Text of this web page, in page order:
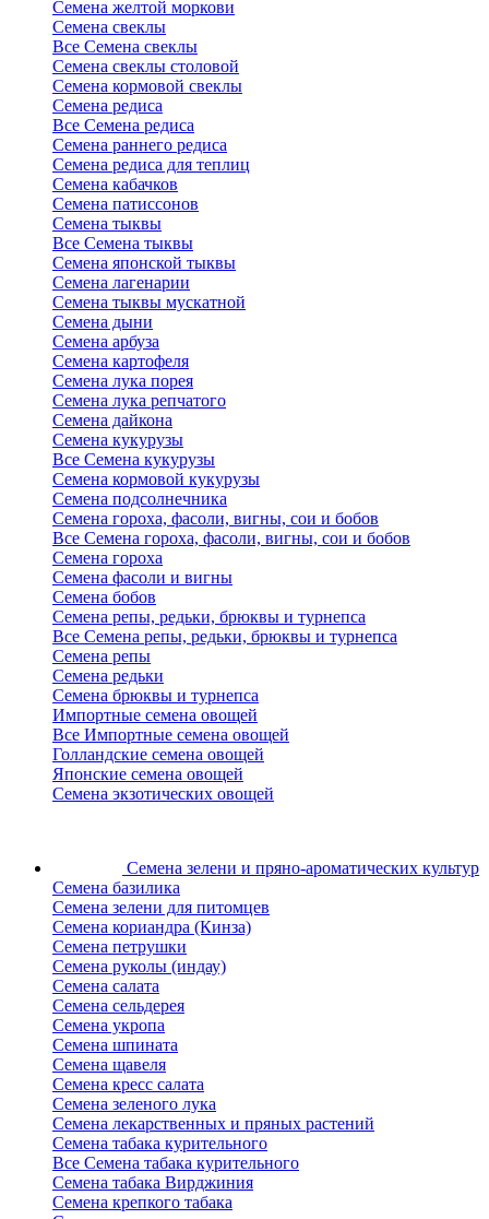
Семена желтой моркови
Семена свеклы
Все Семена свеклы
Семена свеклы столовой
Семена кормовой свеклы
Семена редиса
Все Семена редиса
Семена раннего редиса
Семена редиса для теплиц
Семена кабачков
Семена патиссонов
Семена тыквы
Все Семена тыквы
Семена японской тыквы
Семена лагенарии
Семена тыквы мускатной
Семена дыни
Семена арбуза
Семена картофеля
Семена лука порея
Семена лука репчатого
Семена дайкона
Семена кукурузы
Все Семена кукурузы
Семена кормовой кукурузы
Семена подсолнечника
Семена гороха, фасоли, вигны, сои и бобов
Все Семена гороха, фасоли, вигны, сои и бобов
Семена гороха
Семена фасоли и вигны
Семена бобов
Семена репы, редьки, брюквы и турнепса
Все Семена репы, редьки, брюквы и турнепса
Семена репы
Семена редьки
Семена брюквы и турнепса
Импортные семена овощей
Все Импортные семена овощей
Голландские семена овощей
Японские семена овощей
Семена экзотических овощей
Семена зелени и пряно-ароматических культур
Семена базилика
Семена зелени для питомцев
Семена кориандра (Кинза)
Семена петрушки
Семена руколы (индау)
Семена салата
Семена сельдерея
Семена укропа
Семена шпината
Семена щавеля
Семена кресс салата
Семена зеленого лука
Семена лекарственных и пряных растений
Семена табака курительного
Все Семена табака курительного
Семена табака Вирджиния
Семена крепкого табака